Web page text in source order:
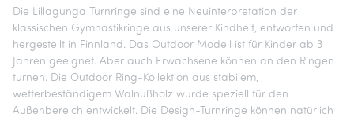
Die Lillagunga Turnringe sind eine Neuinterpretation der
klassischen Gymnastikringe aus unserer Kindheit, entworfen und
hergestellt in Finnland. Das Outdoor Modell ist für Kinder ab 3
Jahren geeignet. Aber auch Erwachsene können an den Ringen
turnen. Die Outdoor Ring-Kollektion aus stabilem,
wetterbeständigem Walnußholz wurde speziell für den
Außenbereich entwickelt. Die Design-Turnringe können natürlich